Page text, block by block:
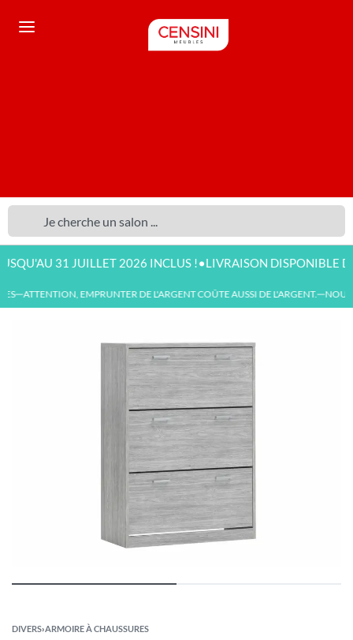
31 JUILLET 2026 INCLUS !•LIVRAISON DISPONIBLE DÈS
—ATTENTION, EMPRUNTER DE L'ARGENT COÛTE AUSSI DE L'ARGENT.—
DIVERS›ARMOIRE À CHAUSSURES